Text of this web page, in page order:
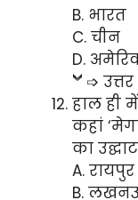
B. भारत
C. चीन
D.
➩
हाल ही
कहां
का
A. रायपुर
B.